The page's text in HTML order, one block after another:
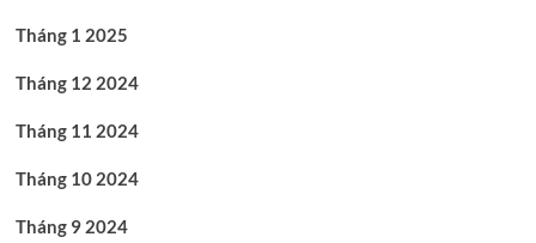
Tháng 1 2025
Tháng 12 2024
Tháng 11 2024
Tháng 10 2024
Tháng 9 2024